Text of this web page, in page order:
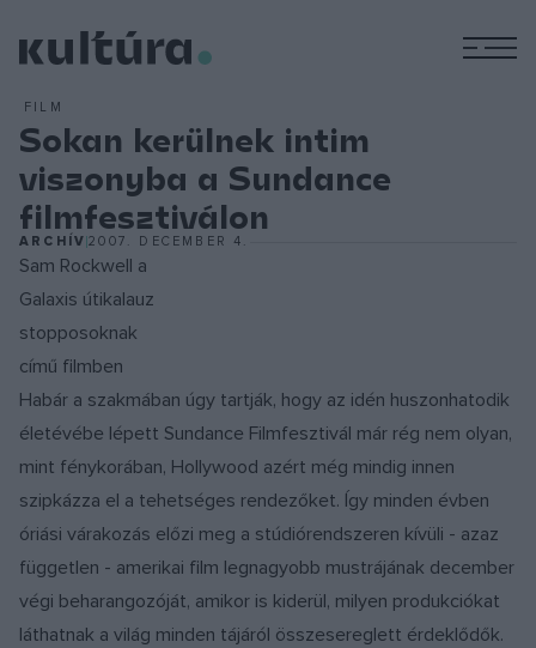
FILM
Sokan kerülnek intim
viszonyba a Sundance
filmfesztiválon
ARCHÍV2007. DECEMBER 4.
Sam Rockwell a
Galaxis útikalauz
stopposoknak
című filmben
Habár a szakmában úgy tartják, hogy az idén huszonhatodik
életévébe lépett Sundance Filmfesztivál már rég nem olyan,
mint fénykorában, Hollywood azért még mindig innen
szipkázza el a tehetséges rendezőket. Így minden évben
óriási várakozás előzi meg a stúdiórendszeren kívüli - azaz
független - amerikai film legnagyobb mustrájának december
végi beharangozóját, amikor is kiderül, milyen produkciókat
láthatnak a világ minden tájáról összesereglett érdeklődők.